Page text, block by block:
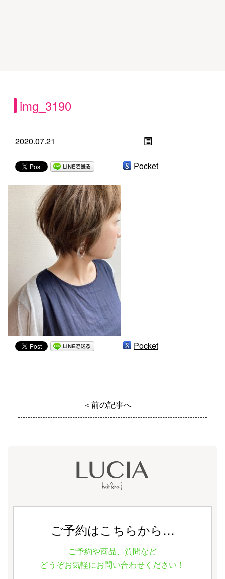
img_3190
2020.07.21
Pocket
Pocket
＜前の記事へ
ご予約はこちらから…
ご予約や商品、質問など
どうぞお気軽にお問い合わせください！